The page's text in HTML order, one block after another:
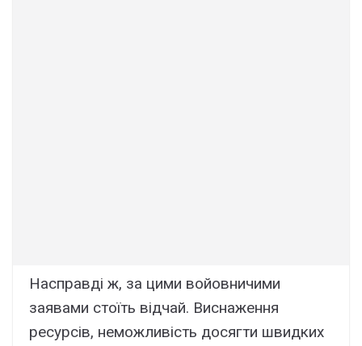
Насправді ж, за цими войовничими
заявами стоїть відчай. Виснаження
ресурсів, неможливість досягти швидких